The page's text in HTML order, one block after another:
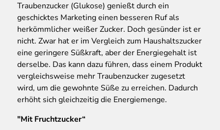
Traubenzucker (Glukose) genießt durch ein
geschicktes Marketing einen besseren Ruf als
herkömmlicher weißer Zucker. Doch gesünder ist er
nicht. Zwar hat er im Vergleich zum Haushaltszucker
eine geringere Süßkraft, aber der Energiegehalt ist
derselbe. Das kann dazu führen, dass einem Produkt
vergleichsweise mehr Traubenzucker zugesetzt
wird, um die gewohnte Süße zu erreichen. Dadurch
erhöht sich gleichzeitig die Energiemenge.
"Mit Fruchtzucker“